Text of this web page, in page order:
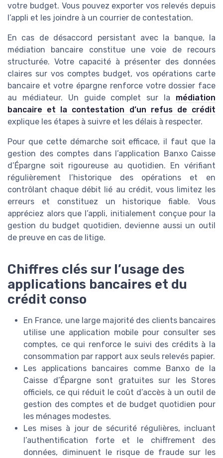
votre budget. Vous pouvez exporter vos relevés depuis
l’appli et les joindre à un courrier de contestation.
En cas de désaccord persistant avec la banque, la
médiation bancaire constitue une voie de recours
structurée. Votre capacité à présenter des données
claires sur vos comptes budget, vos opérations carte
bancaire et votre épargne renforce votre dossier face
au médiateur. Un guide complet sur la médiation
bancaire et la contestation d’un refus de crédit
explique les étapes à suivre et les délais à respecter.
Pour que cette démarche soit efficace, il faut que la
gestion des comptes dans l’application Banxo Caisse
d’Épargne soit rigoureuse au quotidien. En vérifiant
régulièrement l’historique des opérations et en
contrôlant chaque débit lié au crédit, vous limitez les
erreurs et constituez un historique fiable. Vous
appréciez alors que l’appli, initialement conçue pour la
gestion du budget quotidien, devienne aussi un outil
de preuve en cas de litige.
Chiffres clés sur l’usage des
applications bancaires et du
crédit conso
En France, une large majorité des clients bancaires
utilise une application mobile pour consulter ses
comptes, ce qui renforce le suivi des crédits à la
consommation par rapport aux seuls relevés papier.
Les applications bancaires comme Banxo de la
Caisse d’Épargne sont gratuites sur les Stores
officiels, ce qui réduit le coût d’accès à un outil de
gestion des comptes et de budget quotidien pour
les ménages modestes.
Les mises à jour de sécurité régulières, incluant
l’authentification forte et le chiffrement des
données, diminuent le risque de fraude sur les